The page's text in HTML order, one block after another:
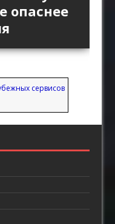
защитой
атаки
лиги
опаснее
сервисов